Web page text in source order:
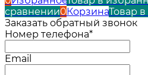
сравнении0КорзинаТовар
Заказать обратный звонок
Номер телефона*
Email